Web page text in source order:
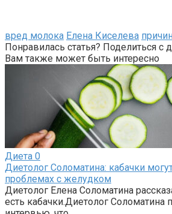
вред молока Елена Киселева
Понравилась статья? Поделиться с
Вам также может быть интересно
Диета 0
Диетолог Соломатина: кабачки
проблемах с желудком
Диетолог Елена Соломатина
есть кабачки.Диетолог Соломатина